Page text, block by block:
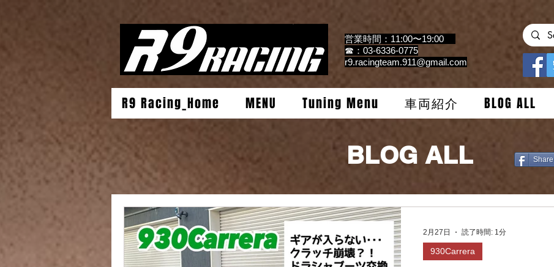
営業時間：11:00〜19:00
☎：03-6336-0775
r9.racingteam.911@gmail.com
R9 Racing_Home MENU Tuning Menu 車両紹介 BLOG ALL
BLOG ALL Share
930Carrera
2月27日 読了時間: 1分